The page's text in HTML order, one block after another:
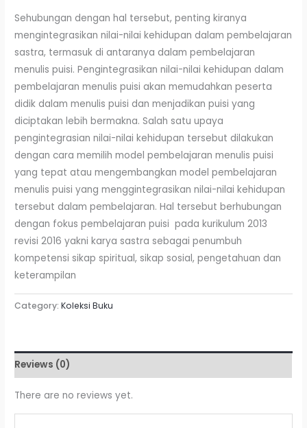
Sehubungan dengan hal tersebut, penting kiranya
mengintegrasikan nilai-nilai kehidupan dalam pembelajaran
sastra, termasuk di antaranya dalam pembelajaran
menulis puisi. Pengintegrasikan nilai-nilai kehidupan dalam
pembelajaran menulis puisi akan memudahkan peserta
didik dalam menulis puisi dan menjadikan puisi yang
diciptakan lebih bermakna. Salah satu upaya
pengintegrasian nilai-nilai kehidupan tersebut dilakukan
dengan cara memilih model pembelajaran menulis puisi
yang tepat atau mengembangkan model pembelajaran
menulis puisi yang menggintegrasikan nilai-nilai kehidupan
tersebut dalam pembelajaran. Hal tersebut berhubungan
dengan fokus pembelajaran puisi pada kurikulum 2013
revisi 2016 yakni karya sastra sebagai penumbuh
kompetensi sikap spiritual, sikap sosial, pengetahuan dan
keterampilan
Category:Koleksi Buku
Reviews (0)
There are no reviews yet.